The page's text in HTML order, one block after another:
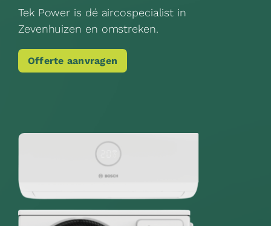
Tek Power is dé aircospecialist in
Zevenhuizen en omstreken.
Offerte aanvragen